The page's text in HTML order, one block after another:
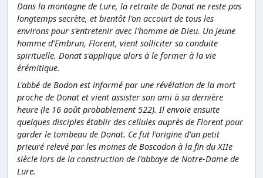
Dans la montagne de Lure, la retraite de Donat ne reste pas
longtemps secrète, et bientôt l'on accourt de tous les
environs pour s'entretenir avec l'homme de Dieu. Un jeune
homme d'Embrun, Florent, vient solliciter sa conduite
spirituelle. Donat s'applique alors à le former à la vie
érémitique.
L'abbé de Bodon est informé par une révélation de la mort
proche de Donat et vient assister son ami à sa dernière
heure (le 16 août probablement 522). Il envoie ensuite
quelques disciples établir des cellules auprès de Florent pour
garder le tombeau de Donat. Ce fut l'origine d'un petit
prieuré relevé par les moines de Boscodon à la fin du XIIe
siècle lors de la construction de l'abbaye de Notre-Dame de
Lure.